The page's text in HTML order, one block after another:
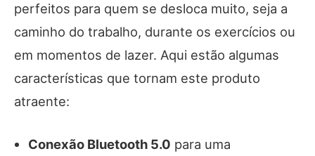
perfeitos para quem se desloca muito, seja a
caminho do trabalho, durante os exercícios ou
em momentos de lazer. Aqui estão algumas
características que tornam este produto
atraente:
Conexão Bluetooth 5.0 para uma